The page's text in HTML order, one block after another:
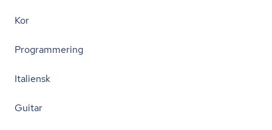
Kor
Programmering
Italiensk
Guitar